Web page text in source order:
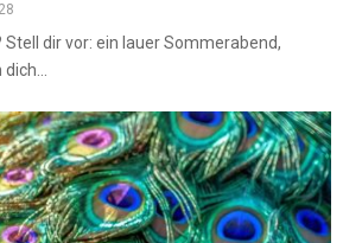
dir vor: ein lauer Sommerabend,